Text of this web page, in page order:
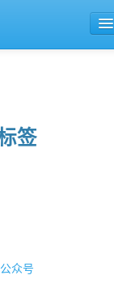
签
众号